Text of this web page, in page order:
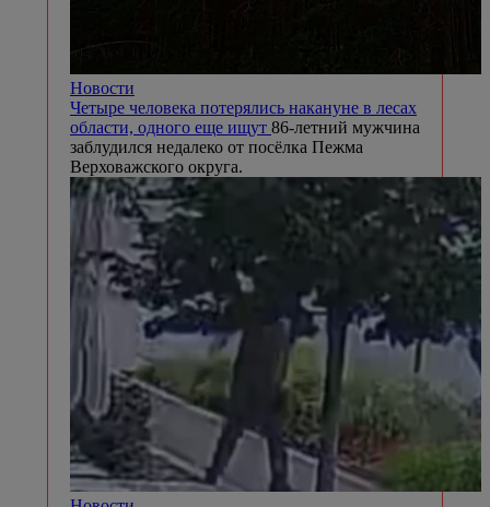
Новости
Четыре человека потерялись накануне в лесах
области, одного еще ищут 86-летний мужчина
заблудился недалеко от посёлка Пежма
Верховажского округа.